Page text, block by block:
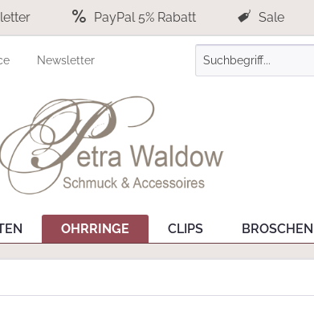
PayPal 5% Rabatt Sale
Newsletter
OHRRINGE CLIPS BROSCHEN